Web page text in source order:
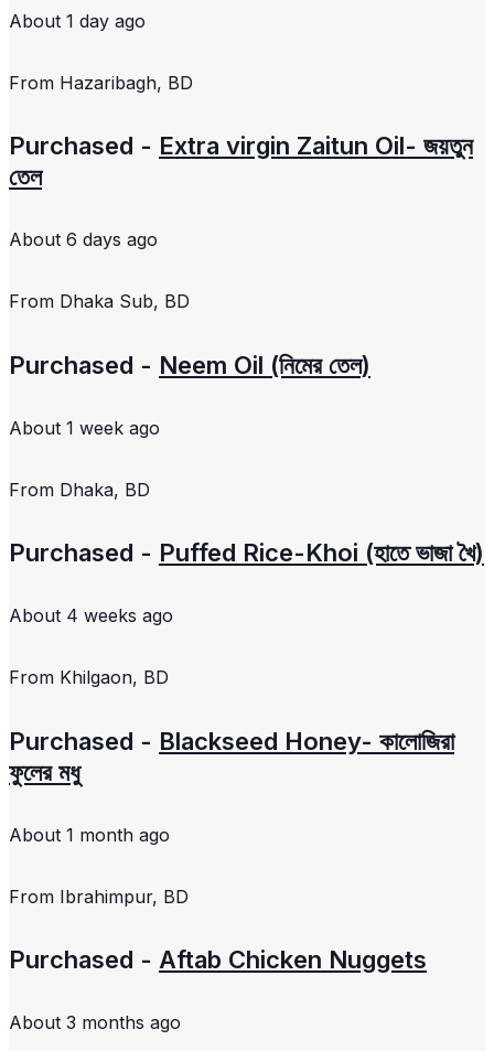
About 1 day ago
From Hazaribagh, BD
Purchased - Extra virgin Zaitun Oil- জয়তুন
তেল
About 6 days ago
From Dhaka Sub, BD
Purchased - Neem Oil (নিমের তেল)
About 1 week ago
From Dhaka, BD
Purchased - Puffed Rice-Khoi (হাতে ভাজা খৈ)
About 4 weeks ago
From Khilgaon, BD
Purchased - Blackseed Honey- কালোজিরা
ফুলের মধু
About 1 month ago
From Ibrahimpur, BD
Purchased - Aftab Chicken Nuggets
About 3 months ago